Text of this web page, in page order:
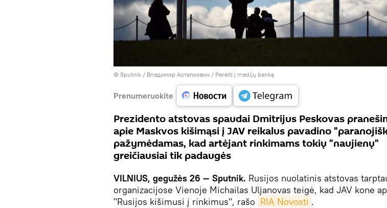
© Sputnik / Владимир Астапкович / Pereiti į medijų banką
Prenumeruokite
Prezidento atstovas spaudai Dmitrijus Peskovas
apie Maskvos kišimąsi į JAV reikalus pavadino
pažymėdamas, kad artėjant rinkimams tokių "naujienų"
greičiausiai tik padaugės
VILNIUS, gegužės 26 — Sputnik. Rusijos nuolatinis atstovas
organizacijose Vienoje Michailas Uljanovas teigė, kad JAV kone
"Rusijos kišimusi į rinkimus", rašo RIA Novosti .